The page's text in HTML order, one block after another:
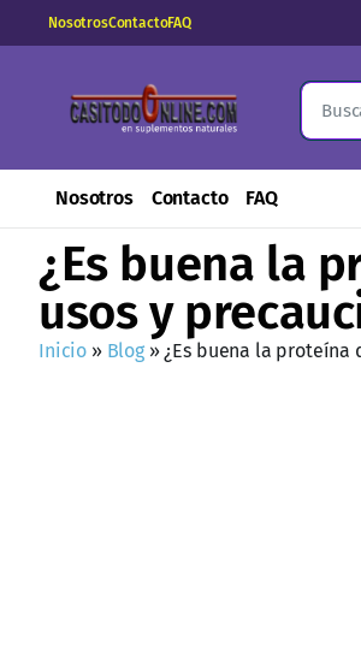
NosotrosContactoFAQ
Nosotros Contacto FAQ
¿Es buena la
usos y
Inicio » Blog» ¿Es buena la proteína